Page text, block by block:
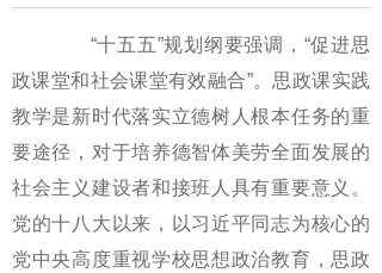
“十五五”规划纲要强调，“促进思
政课堂和社会课堂有效融合”。思政课实践
教学是新时代落实立德树人根本任务的重
要途径，对于培养德智体美劳全面发展的
社会主义建设者和接班人具有重要意义。
党的十八大以来，以习近平同志为核心的
党中央高度重视学校思想政治教育，思政